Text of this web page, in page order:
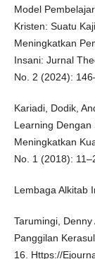
Model
Kristen: Suatu
Meningkatkan
Insani: Jurnal
No. 2 (2024):
Kariadi, Dodik,
Learning
Meningkatkan
No. 1 (2018):
Lembaga Alkitab
Tarumingi, Denny
Panggilan
16. Https://